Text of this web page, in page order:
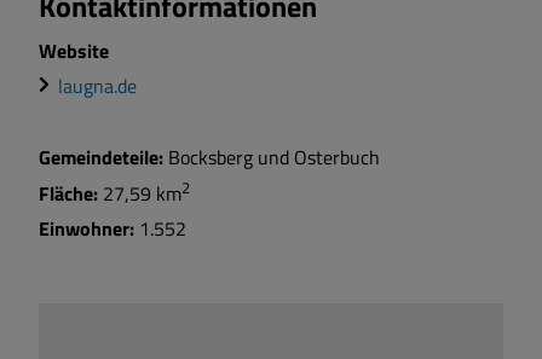
Gemeindeteile: Bocksberg und Osterbuch
Fläche: 27,59 km2
Einwohner: 1.552
Website
laugna.de